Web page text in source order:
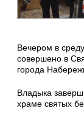
Вечером в
совершено в
города
Владыка
храме святых